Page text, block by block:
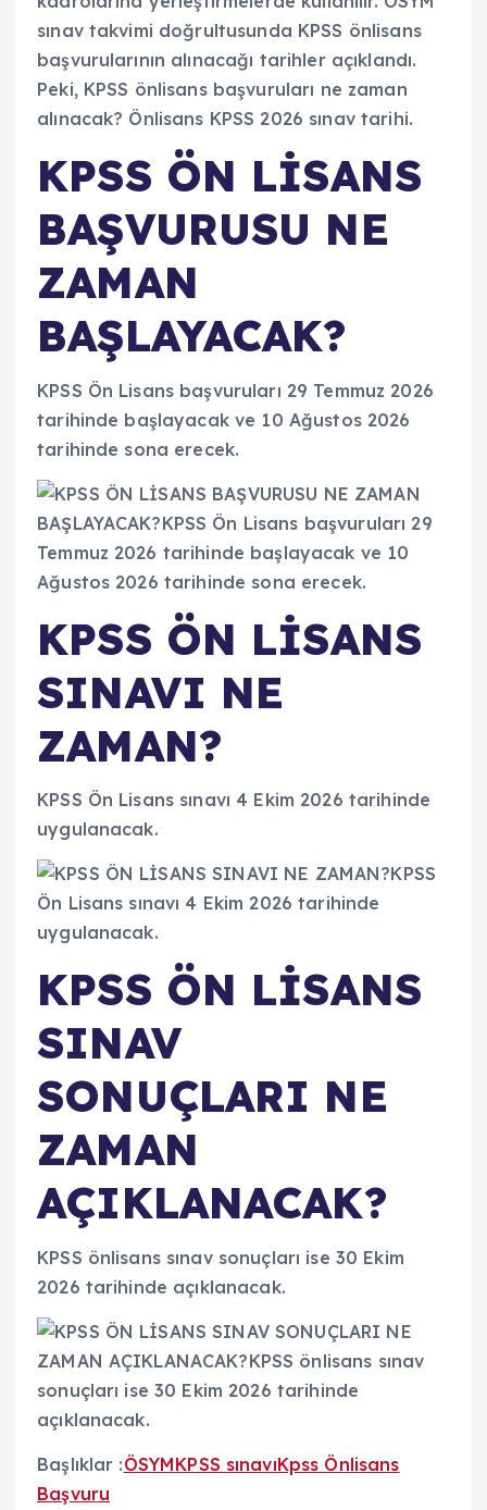
KPSS ÖN LİSANS
BAŞVURUSU NE
ZAMAN
BAŞLAYACAK?
KPSS Ön Lisans başvuruları 29 Temmuz 2026
tarihinde başlayacak ve 10 Ağustos 2026
tarihinde sona erecek.
KPSS ÖN LİSANS
SINAVI NE
ZAMAN?
KPSS Ön Lisans sınavı 4 Ekim 2026 tarihinde
uygulanacak.
KPSS ÖN LİSANS
SINAV
SONUÇLARI NE
ZAMAN
AÇIKLANACAK?
KPSS önlisans sınav sonuçları ise 30 Ekim
2026 tarihinde açıklanacak.
Başlıklar :ÖSYMKPSS sınavıKpss Önlisans
Başvuru